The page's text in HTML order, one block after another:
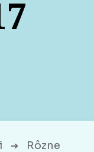
➔ Rôzne